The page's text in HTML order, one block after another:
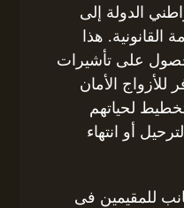
الدولة إلى
القانونية. هذا
على تأشيرات
للأزواج الأمان
لحياتهم
أو انتهاء
للمقيمين فى